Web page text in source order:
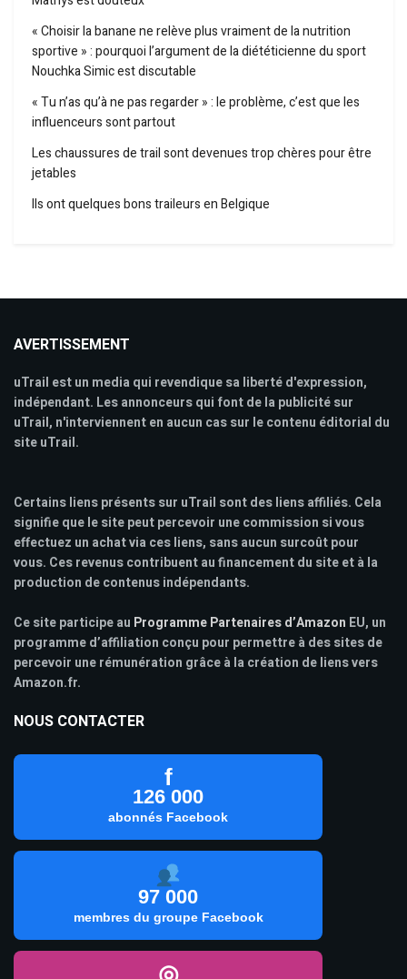
« Choisir la banane ne relève plus vraiment de la nutrition
sportive » : pourquoi l’argument de la diététicienne du sport
Nouchka Simic est discutable
« Tu n’as qu’à ne pas regarder » : le problème, c’est que les
influenceurs sont partout
Les chaussures de trail sont devenues trop chères pour être
jetables
Ils ont quelques bons traileurs en Belgique
AVERTISSEMENT
uTrail est un media qui revendique sa liberté d'expression,
indépendant. Les annonceurs qui font de la publicité sur
uTrail, n'interviennent en aucun cas sur le contenu éditorial du
site uTrail.
Certains liens présents sur uTrail sont des liens affiliés. Cela
signifie que le site peut percevoir une commission si vous
effectuez un achat via ces liens, sans aucun surcoût pour
vous. Ces revenus contribuent au financement du site et à la
production de contenus indépendants.
Ce site participe au Programme Partenaires d’Amazon EU, un
programme d’affiliation conçu pour permettre à des sites de
percevoir une rémunération grâce à la création de liens vers
Amazon.fr.
NOUS CONTACTER
f
126 000
abonnés Facebook
97 000
membres du groupe Facebook
◎